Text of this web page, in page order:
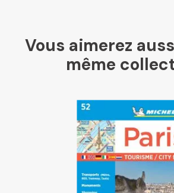
Mollat
Chapitre
Dialogue
Vous aimerez
même